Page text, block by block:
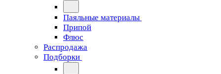
Паяльные материалы
Припой
Флюс
Распродажа
Подборки